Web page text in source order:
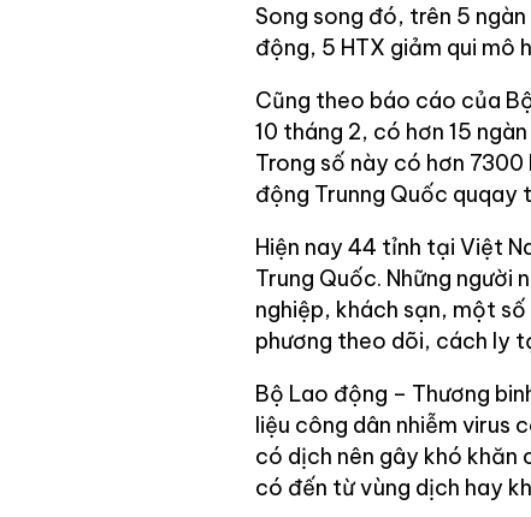
Song song đó, trên 5
động, 5 HTX giảm qui mô
Cũng theo báo cáo của
10 tháng 2, có hơn 15
Trong số này có hơn
động Trunng Quốc quqay
Hiện nay 44 tỉnh tại Việt
Trung Quốc. Những
nghiệp, khách sạn, một
phương theo dõi, cách ly
Bộ Lao động – Thương
liệu công dân nhiễm virus
có dịch nên gây khó khăn
có đến từ vùng dịch hay